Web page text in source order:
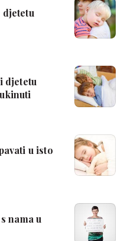
djetetu
djetetu
u isto
nama u